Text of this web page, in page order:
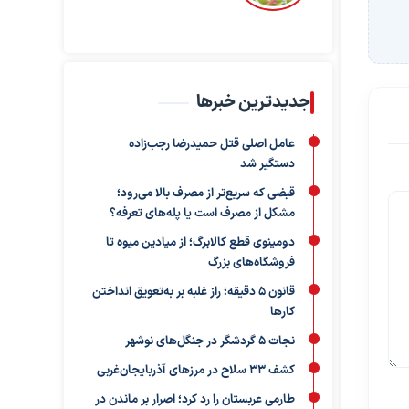
جدیدترین خبرها
عامل اصلی قتل حمیدرضا رجب‌زاده
دستگیر شد
قبضی که سریع‌تر از مصرف بالا می‌رود؛
مشکل از مصرف است یا پله‌های تعرفه؟
دومینوی قطع کالابرگ؛ از میادین میوه تا
فروشگاه‌های بزرگ
قانون ۵ دقیقه؛ راز غلبه بر به‌تعویق‌ انداختن
کارها
نجات ۵ گردشگر در جنگل‌های نوشهر
کشف ۳۳ سلاح در مرزهای آذربایجان‌غربی
طارمی عربستان را رد کرد؛ اصرار بر ماندن در